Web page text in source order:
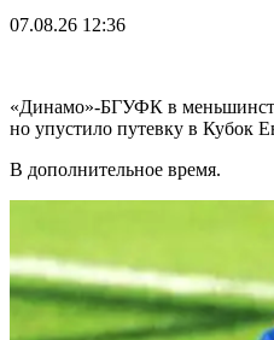
07.08.26 12:36
«Динамо»-БГУФК в
но упустило путевку в Кубок
В дополнительное время.